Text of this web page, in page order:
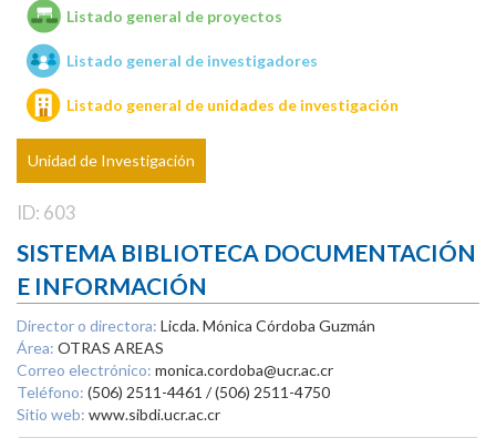
Unidades de investigación
Listado general de proyectos
Listado general de investigadores
Listado general de unidades de investigación
Unidad de Investigación
ID: 603
SISTEMA BIBLIOTECA DOCUMENTACIÓN
E INFORMACIÓN
Director o directora: Licda. Mónica Córdoba Guzmán
Área: OTRAS AREAS
Correo electrónico: monica.cordoba@ucr.ac.cr
Teléfono: (506) 2511-4461 / (506) 2511-4750
Sitio web: www.sibdi.ucr.ac.cr